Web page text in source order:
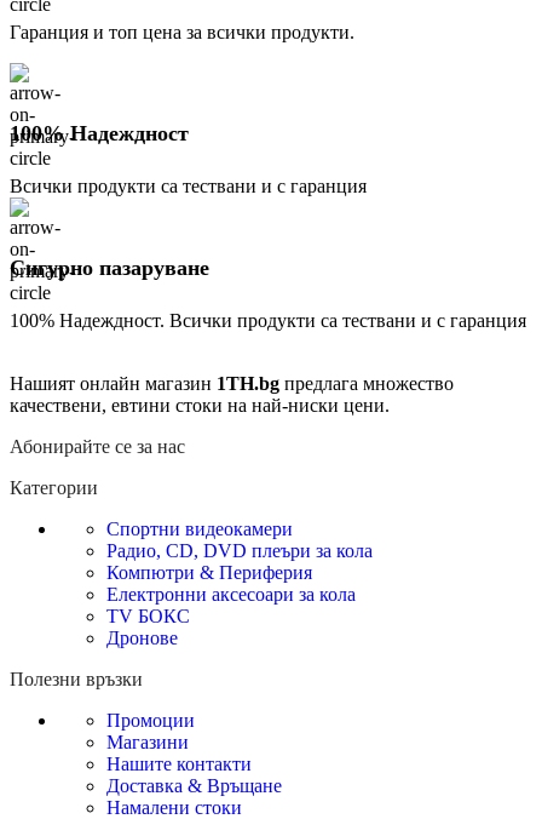
Гаранция и топ цена за всички продукти.
100% Надеждност
Всички продукти са тествани и с гаранция
Сигурно пазаруване
100% Надеждност. Всички продукти са тествани и с гаранция
Нашият онлайн магазин 1TH.bg предлага множество
качествени, евтини стоки на най-ниски цени.
Абонирайте се за нас
Категории
Спортни видеокамери
Радио, CD, DVD плеъри за кола
Компютри & Периферия
Електронни аксесоари за кола
TV БОКС
Дронове
Полезни връзки
Промоции
Магазини
Нашите контакти
Доставка & Връщане
Намалени стоки